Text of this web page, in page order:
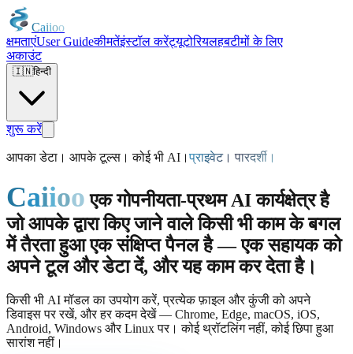
Caiioo
क्षमताएंUser Guideकीमतेंइंस्टॉल करेंट्यूटोरियलहबटीमों के लिए
अकाउंट
🇮🇳हिन्दी
शुरू करें
आपका डेटा। आपके टूल्स। कोई भी AI। प्राइवेट। पारदर्शी।
Caiioo एक गोपनीयता-प्रथम AI कार्यक्षेत्र है
जो आपके द्वारा किए जाने वाले किसी भी काम के बगल
में तैरता हुआ एक संक्षिप्त पैनल है — एक सहायक को
अपने टूल और डेटा दें, और यह काम कर देता है।
किसी भी AI मॉडल का उपयोग करें, प्रत्येक फ़ाइल और कुंजी को अपने
डिवाइस पर रखें, और हर कदम देखें — Chrome, Edge, macOS, iOS,
Android, Windows और Linux पर। कोई थ्रॉटलिंग नहीं, कोई छिपा हुआ
सारांश नहीं।